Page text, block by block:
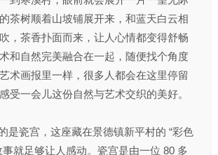
茶树顺着山坡铺展开来，和蓝天白云相
，茶香扑面而来，让人心情都变得舒畅
和自然完美融合在一起，随便找个角度
术画报里一样，很多人都会在这里停留
受一会儿这份自然与艺术交织的美好。
瓷宫，这座藏在景德镇新平村的 “彩色
事就足够让人感动。瓷宫是由一位 80 多